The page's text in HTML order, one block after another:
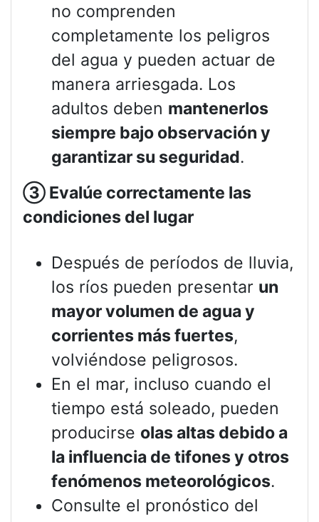
no comprenden
completamente los peligros
del agua y pueden actuar de
manera arriesgada. Los
adultos deben mantenerlos
siempre bajo observación y
garantizar su seguridad.
③ Evalúe correctamente las
condiciones del lugar
Después de períodos de lluvia,
los ríos pueden presentar un
mayor volumen de agua y
corrientes más fuertes,
volviéndose peligrosos.
En el mar, incluso cuando el
tiempo está soleado, pueden
producirse olas altas debido a
la influencia de tifones y otros
fenómenos meteorológicos.
Consulte el pronóstico del